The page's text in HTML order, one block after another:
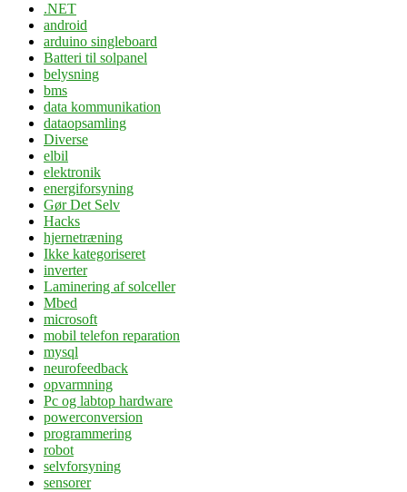
.NET
android
arduino singleboard
Batteri til solpanel
belysning
bms
data kommunikation
dataopsamling
Diverse
elbil
elektronik
energiforsyning
Gør Det Selv
Hacks
hjernetræning
Ikke kategoriseret
inverter
Laminering af solceller
Mbed
microsoft
mobil telefon reparation
mysql
neurofeedback
opvarmning
Pc og labtop hardware
powerconversion
programmering
robot
selvforsyning
sensorer